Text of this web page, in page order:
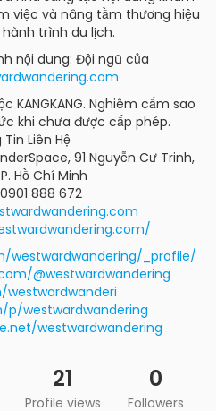
việc và nâng tầm thương hiệu
trình du lịch.
nội dung: Đội ngũ của
KANGKANG. Nghiêm cấm sao
khi chưa được cấp phép.
Liên Hệ
91 Nguyễn Cư Trinh,
Hồ Chí Minh
888 672
westwardwandering/_profile/
@westwardwandering
westwardwandering
westwardwandering
21
Profile views
0
Followers